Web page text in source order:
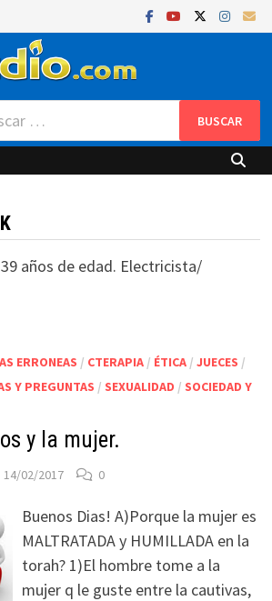
años de edad. Electricista/
ERRONEAS / CTERAPIA/ ÉTICA/ JUECES /
Y PREGUNTAS / SEXUALIDAD / SOCIEDAD Y
y la mujer.
14/02/2017 0
Buenos Dias! A)Porque la mujer es
MALTRATADA y HUMILLADA en la
torah? 1)El hombre tome a la
mujer q le guste entre la cautivas,